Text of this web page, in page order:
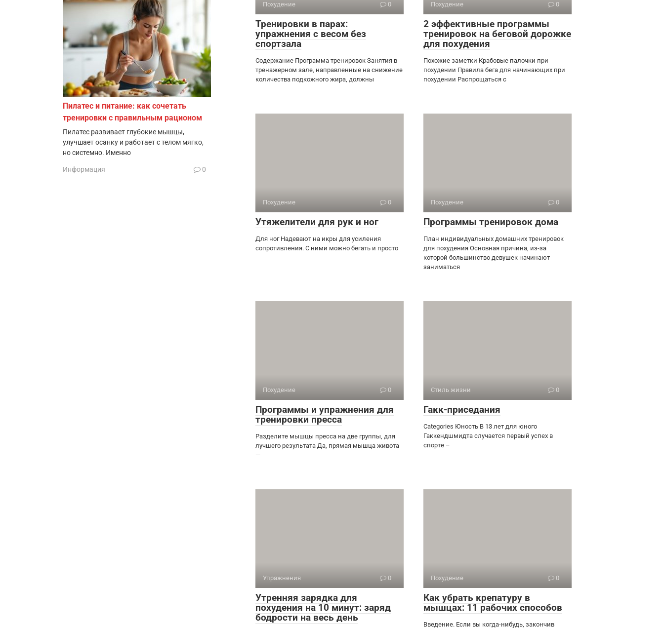
Похудение 0
Тренировки в парах:
упражнения с весом без
спортзала
Содержание Программа тренировок Занятия в
тренажерном зале, направленные на снижение
количества подкожного жира, должны
Похудение 0
2 эффективные программы
тренировок на беговой дорожке
для похудения
Похожие заметки Крабовые палочки при
похудении Правила бега для начинающих при
похудении Распрощаться с
Похудение 0
Утяжелители для рук и ног
Для ног Надевают на икры для усиления
сопротивления. С ними можно бегать и просто
Похудение 0
Программы тренировок дома
План индивидуальных домашних тренировок
для похудения Основная причина, из-за
которой большинство девушек начинают
заниматься
Похудение 0
Программы и упражнения для
тренировки пресса
Разделите мышцы пресса на две группы, для
лучшего результата Да, прямая мышца живота
—
Стиль жизни 0
Гакк-приседания
Categories Юность В 13 лет для юного
Гаккендшмидта случается первый успех в
спорте –
Упражнения 0
Утренняя зарядка для
похудения на 10 минут: заряд
бодрости на весь день
Похудение 0
Как убрать крепатуру в
мышцах: 11 рабочих способов
Введение. Если вы когда-нибудь, закончив
Пилатес и питание: как сочетать
тренировки с правильным рационом
Пилатес развивает глубокие мышцы,
улучшает осанку и работает с телом мягко,
но системно. Именно
Информация 0